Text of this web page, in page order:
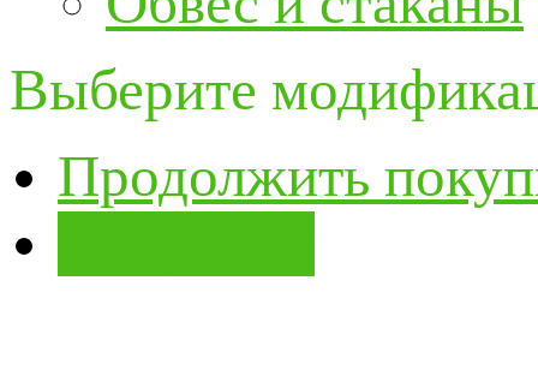
Выберите
Продолжить